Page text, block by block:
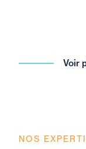
Voir
NOS